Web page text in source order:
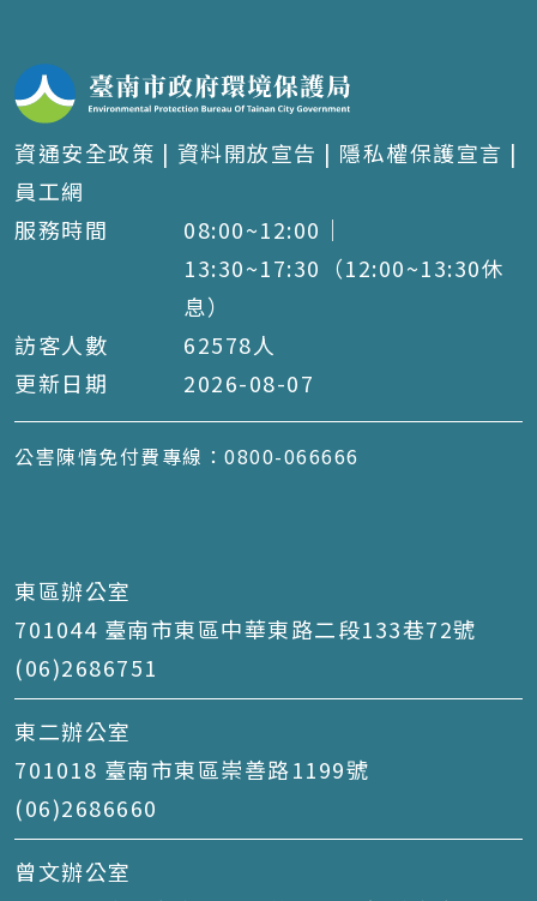
資通安全政策 | 資料開放宣告 | 隱私權保護宣言 |
員工網
服務時間
08:00~12:00｜
13:30~17:30（12:00~13:30休
息）
訪客人數
62578人
更新日期
2026-08-07
公害陳情免付費專線：0800-066666
東區辦公室
701044 臺南市東區中華東路二段133巷72號
(06)2686751
東二辦公室
701018 臺南市東區崇善路1199號
(06)2686660
曾文辦公室